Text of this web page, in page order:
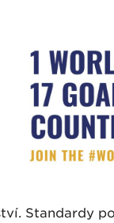
Standardy